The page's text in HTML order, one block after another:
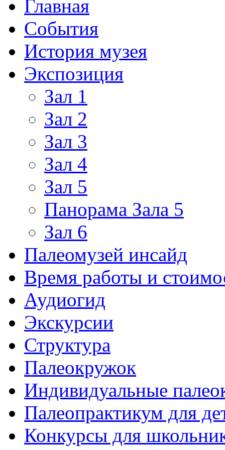
Главная
События
История музея
Экспозиция
Зал 1
Зал 2
Зал 3
Зал 4
Зал 5
Панорама Зала 5
Зал 6
Палеомузей инсайд
Время работы и
Аудиогид
Экскурсии
Структура
Палеокружок
Индивидуальные
Палеопрактикум для
Конкурсы для